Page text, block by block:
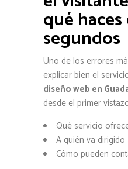
qué haces
segundos
Uno de los errores
explicar bien el
diseño web en
desde el primer
Qué servicio
A quién va dirigido
Cómo pueden